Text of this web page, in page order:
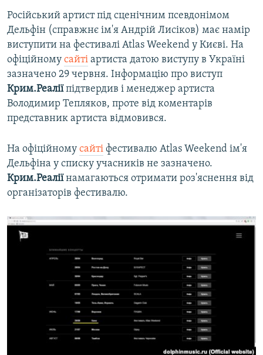
Усі сайти RFE/RL
Російський артист під сценічним псевдонімом
Дельфін (справжнє ім'я Андрій Лисіков) має намір
виступити на фестивалі Atlas Weekend у Києві. На
офіційному сайті артиста датою виступу в Україні
зазначено 29 червня. Інформацію про виступ
Крим.Реаліїпідтвердив і менеджер артиста
Володимир Тепляков, проте від коментарів
представник артиста відмовився.
На офіційному сайті фестивалю Atlas Weekend ім'я
Дельфіна у списку учасників не зазначено.
Крим.Реаліїнамагаються отримати роз'яснення від
організаторів фестивалю.